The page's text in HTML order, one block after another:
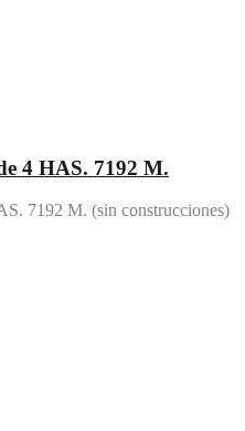
4 HAS. 7192 M.
7192 M. (sin construcciones)